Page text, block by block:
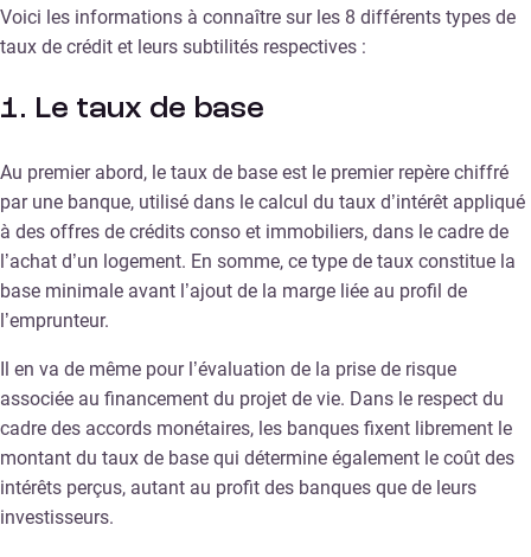
Voici les informations à connaître sur les 8 différents types de
taux de crédit et leurs subtilités respectives :
1. Le taux de base
Au premier abord, le taux de base est le premier repère chiffré
par une banque, utilisé dans le calcul du taux d’intérêt appliqué
à des offres de crédits conso et immobiliers, dans le cadre de
l’achat d’un logement. En somme, ce type de taux constitue la
base minimale avant l’ajout de la marge liée au profil de
l’emprunteur.
Il en va de même pour l’évaluation de la prise de risque
associée au financement du projet de vie. Dans le respect du
cadre des accords monétaires, les banques fixent librement le
montant du taux de base qui détermine également le coût des
intérêts perçus, autant au profit des banques que de leurs
investisseurs.